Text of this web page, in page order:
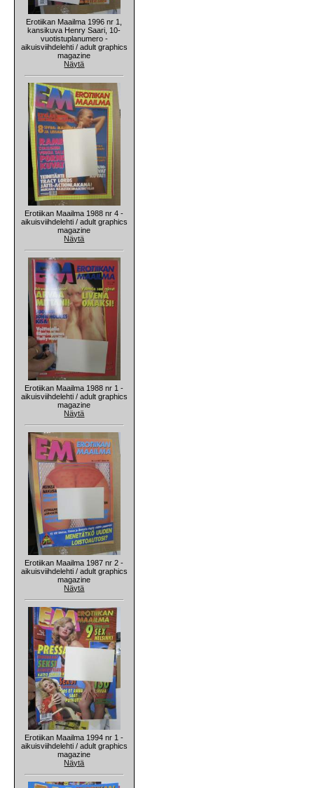
Erotiikan Maailma 1996 nr 1,
kansikuva Henry Saari, 10-
vuotistuplanumero -
aikuisviihdelehti / adult graphics
magazine
Näytä
Erotiikan Maailma 1988 nr 4 -
aikuisviihdelehti / adult graphics
magazine
Näytä
Erotiikan Maailma 1988 nr 1 -
aikuisviihdelehti / adult graphics
magazine
Näytä
Erotiikan Maailma 1987 nr 2 -
aikuisviihdelehti / adult graphics
magazine
Näytä
Erotiikan Maailma 1994 nr 1 -
aikuisviihdelehti / adult graphics
magazine
Näytä